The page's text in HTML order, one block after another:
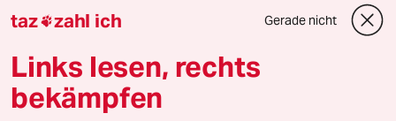
Downloads für Abonnierende
taz zahl ich Gerade nicht
Links lesen, rechts
bekämpfen